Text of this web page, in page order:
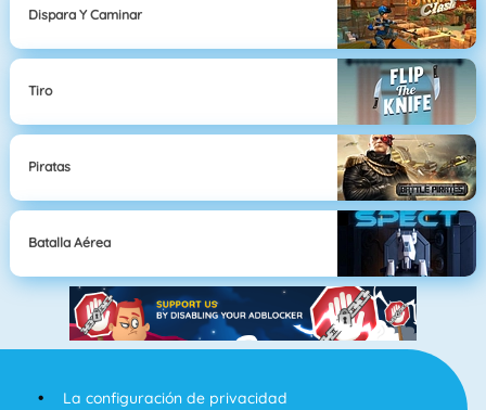
Dispara Y Caminar
Tiro
Piratas
Batalla Aérea
La configuración de privacidad